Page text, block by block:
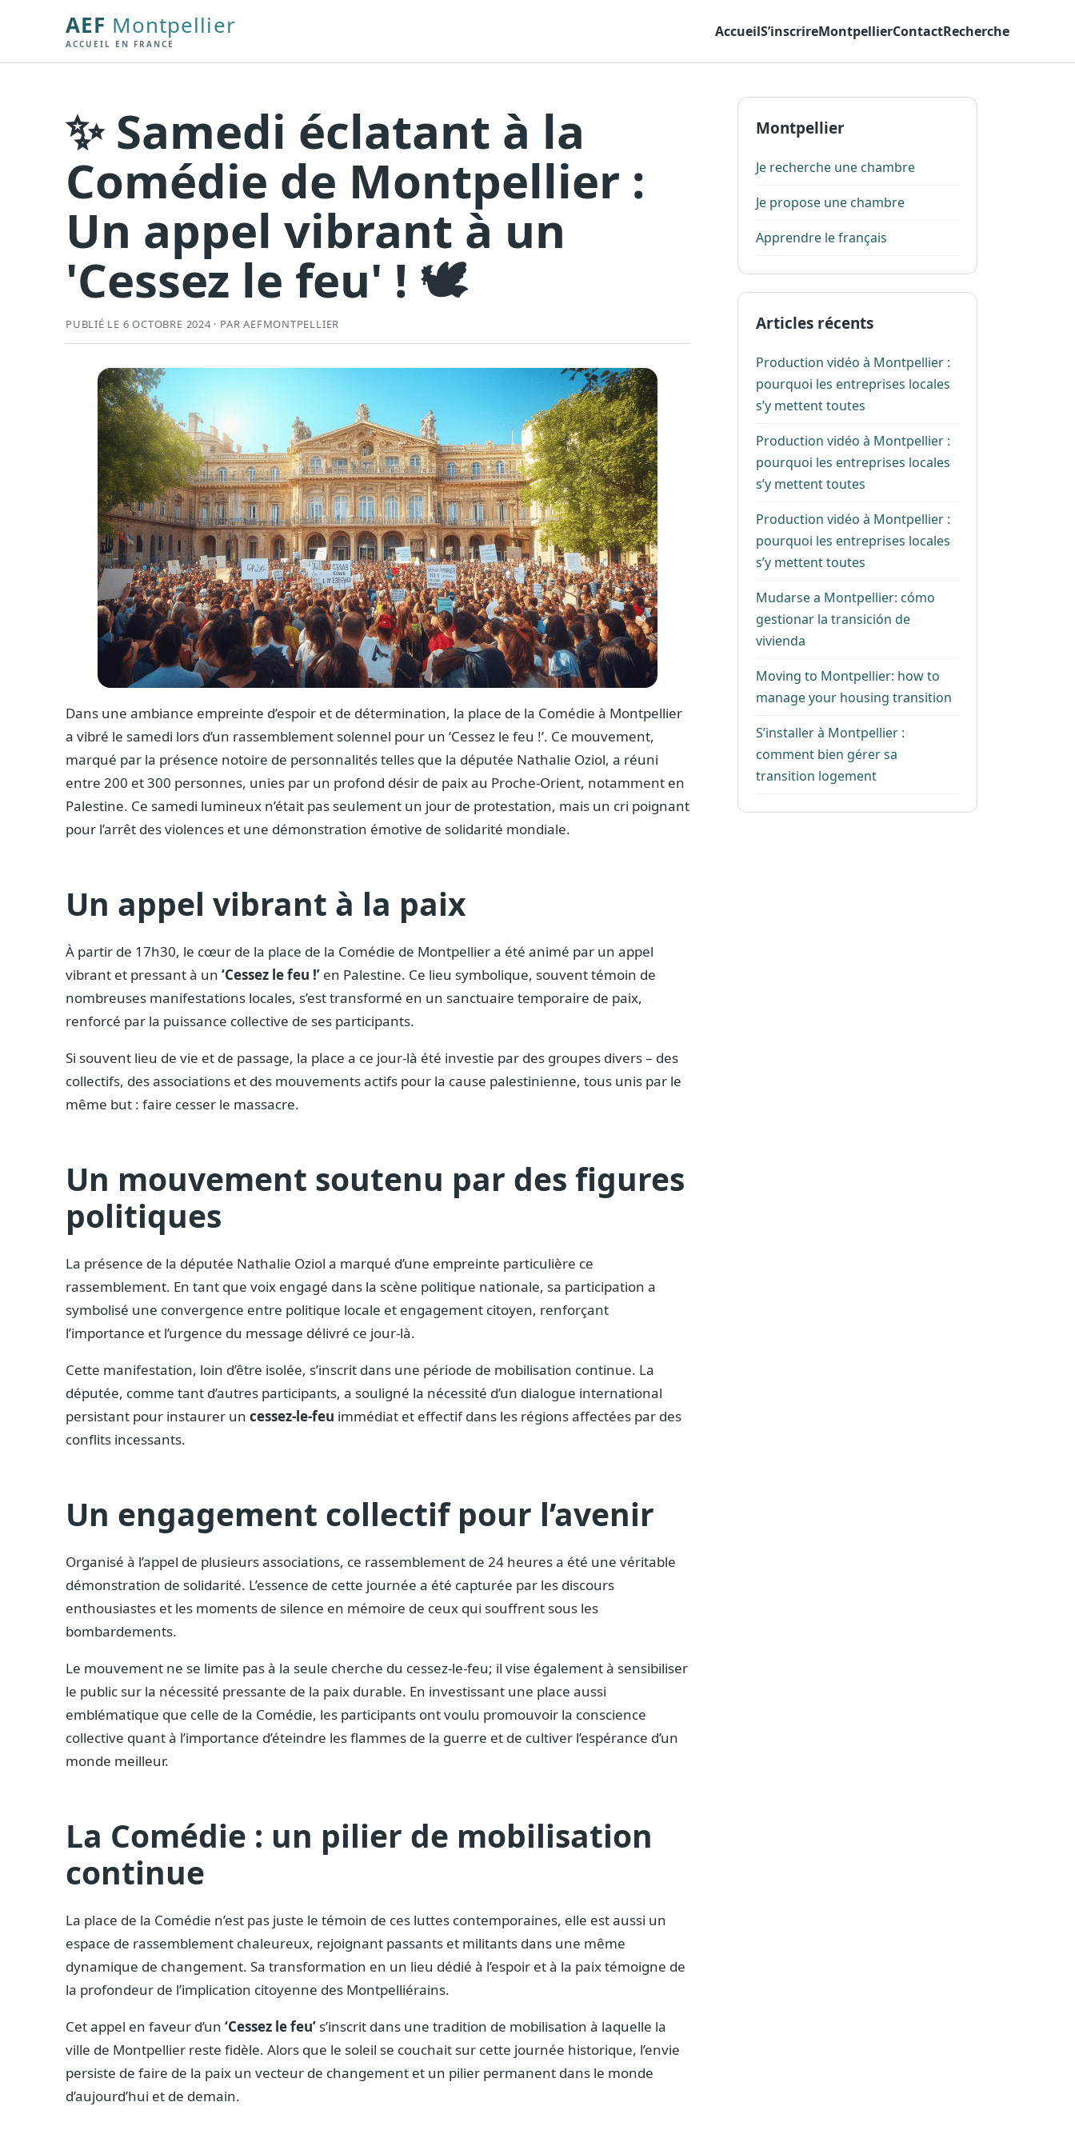
AEF Montpellier
ACCUEIL EN FRANCE
AccueilS’inscrireMontpellierContactRecherche
✨ Samedi éclatant à la
Comédie de Montpellier :
Un appel vibrant à un
'Cessez le feu' ! 🕊️
PUBLIÉ LE 6 OCTOBRE 2024 · PAR AEFMONTPELLIER
Dans une ambiance empreinte d’espoir et de détermination, la place de la Comédie à Montpellier
a vibré le samedi lors d’un rassemblement solennel pour un ‘Cessez le feu !’. Ce mouvement,
marqué par la présence notoire de personnalités telles que la députée Nathalie Oziol, a réuni
entre 200 et 300 personnes, unies par un profond désir de paix au Proche-Orient, notamment en
Palestine. Ce samedi lumineux n’était pas seulement un jour de protestation, mais un cri poignant
pour l’arrêt des violences et une démonstration émotive de solidarité mondiale.
Un appel vibrant à la paix
À partir de 17h30, le cœur de la place de la Comédie de Montpellier a été animé par un appel
vibrant et pressant à un ‘Cessez le feu !’ en Palestine. Ce lieu symbolique, souvent témoin de
nombreuses manifestations locales, s’est transformé en un sanctuaire temporaire de paix,
renforcé par la puissance collective de ses participants.
Si souvent lieu de vie et de passage, la place a ce jour-là été investie par des groupes divers – des
collectifs, des associations et des mouvements actifs pour la cause palestinienne, tous unis par le
même but : faire cesser le massacre.
Un mouvement soutenu par des figures
politiques
La présence de la députée Nathalie Oziol a marqué d’une empreinte particulière ce
rassemblement. En tant que voix engagé dans la scène politique nationale, sa participation a
symbolisé une convergence entre politique locale et engagement citoyen, renforçant
l’importance et l’urgence du message délivré ce jour-là.
Cette manifestation, loin d’être isolée, s’inscrit dans une période de mobilisation continue. La
députée, comme tant d’autres participants, a souligné la nécessité d’un dialogue international
persistant pour instaurer un cessez-le-feu immédiat et effectif dans les régions affectées par des
conflits incessants.
Un engagement collectif pour l’avenir
Organisé à l’appel de plusieurs associations, ce rassemblement de 24 heures a été une véritable
démonstration de solidarité. L’essence de cette journée a été capturée par les discours
enthousiastes et les moments de silence en mémoire de ceux qui souffrent sous les
bombardements.
Le mouvement ne se limite pas à la seule cherche du cessez-le-feu; il vise également à sensibiliser
le public sur la nécessité pressante de la paix durable. En investissant une place aussi
emblématique que celle de la Comédie, les participants ont voulu promouvoir la conscience
collective quant à l’importance d’éteindre les flammes de la guerre et de cultiver l’espérance d’un
monde meilleur.
La Comédie : un pilier de mobilisation
continue
La place de la Comédie n’est pas juste le témoin de ces luttes contemporaines, elle est aussi un
espace de rassemblement chaleureux, rejoignant passants et militants dans une même
dynamique de changement. Sa transformation en un lieu dédié à l’espoir et à la paix témoigne de
la profondeur de l’implication citoyenne des Montpelliérains.
Cet appel en faveur d’un ‘Cessez le feu’ s’inscrit dans une tradition de mobilisation à laquelle la
ville de Montpellier reste fidèle. Alors que le soleil se couchait sur cette journée historique, l’envie
persiste de faire de la paix un vecteur de changement et un pilier permanent dans le monde
d’aujourd’hui et de demain.
Montpellier
Je recherche une chambre
Je propose une chambre
Apprendre le français
Articles récents
Production vidéo à Montpellier :
pourquoi les entreprises locales
s’y mettent toutes
Production vidéo à Montpellier :
pourquoi les entreprises locales
s’y mettent toutes
Production vidéo à Montpellier :
pourquoi les entreprises locales
s’y mettent toutes
Mudarse a Montpellier: cómo
gestionar la transición de
vivienda
Moving to Montpellier: how to
manage your housing transition
S’installer à Montpellier :
comment bien gérer sa
transition logement